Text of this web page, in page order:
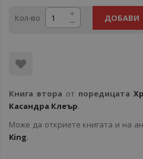
Кол-во ДОБАВИ
Книга втора от поредицата
Касандра Клеър.
Може да откриете книгата и на
King.